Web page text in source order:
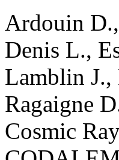
Ardouin D.,
Denis L.,
Lamblin J.,
Ragaigne
Cosmic